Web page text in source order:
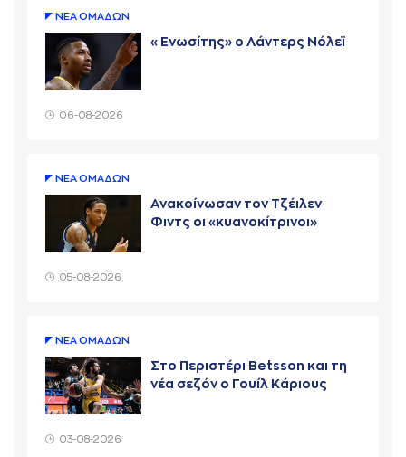
ΝΕA ΟΜAΔΩΝ
«Ενωσίτης» ο Λάντερς Νόλεϊ
06-08-2026
ΝΕA ΟΜAΔΩΝ
Ανακοίνωσαν τον Τζέιλεν
Φιντς οι «κυανοκίτρινοι»
05-08-2026
ΝΕA ΟΜAΔΩΝ
Στο Περιστέρι Betsson και τη
νέα σεζόν ο Γουίλ Κάριους
03-08-2026